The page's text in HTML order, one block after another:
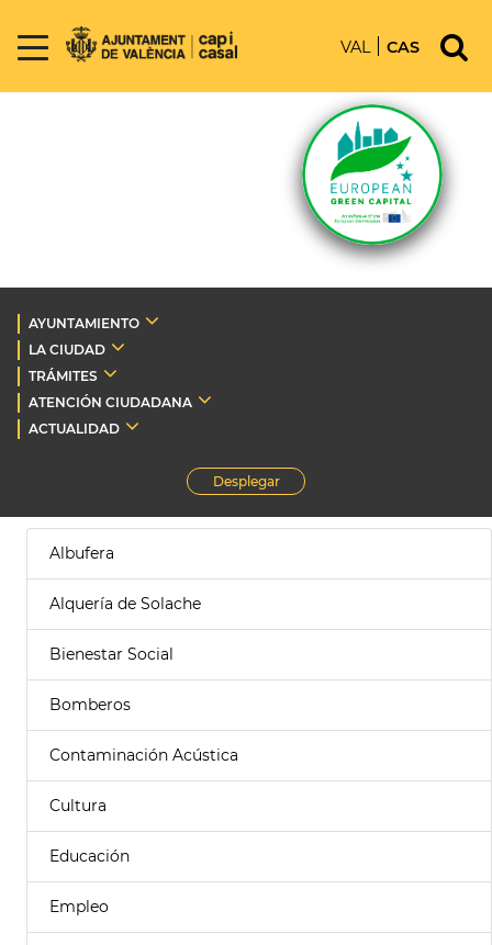
VAL CAS
AYUNTAMIENTO
LA CIUDAD
TRÁMITES
ATENCIÓN CIUDADANA
ACTUALIDAD
Desplegar
Albufera
Alquería de Solache
Bienestar Social
Bomberos
Contaminación Acústica
Cultura
Educación
Empleo